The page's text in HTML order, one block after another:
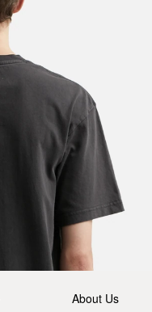
About Us